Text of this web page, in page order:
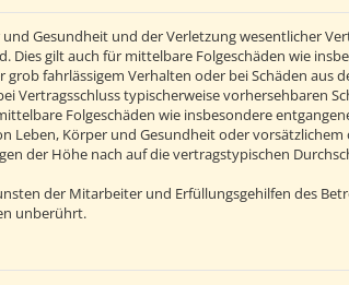
Gesundheit und der Verletzung wesentlicher
gilt auch für mittelbare Folgeschäden wie
fahrlässigem Verhalten oder bei Schäden aus
Vertragsschluss typischerweise vorhersehbaren
Folgeschäden wie insbesondere
Körper und Gesundheit oder
der Höhe nach auf die vertragstypischen
der Mitarbeiter und Erfüllungsgehilfen des
unberührt.